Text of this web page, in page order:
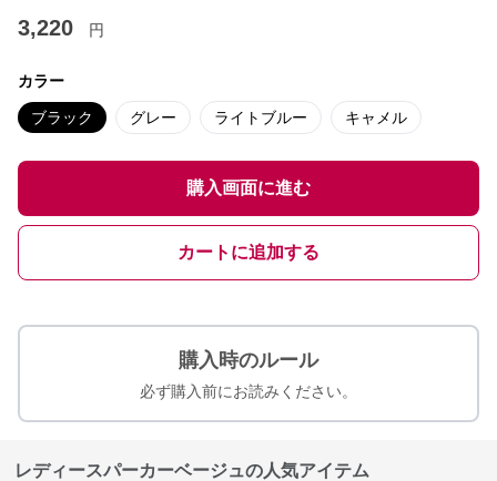
3,220 円
カラー
ブラック グレー ライトブルー キャメル
購入画面に進む
カートに追加する
購入時のルール
必ず購入前にお読みください。
レディースパーカーベージュの人気アイテム